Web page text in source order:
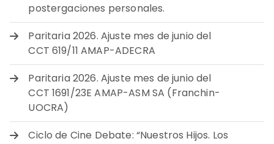
postergaciones personales.
Paritaria 2026. Ajuste mes de junio del
CCT 619/11 AMAP-ADECRA
Paritaria 2026. Ajuste mes de junio del
CCT 1691/23E AMAP-ASM SA (Franchin-
UOCRA)
Ciclo de Cine Debate: “Nuestros Hijos. Los